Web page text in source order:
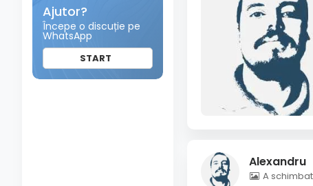
Ajutor?
Începe o discuție pe
WhatsApp
START
Alexandru
A